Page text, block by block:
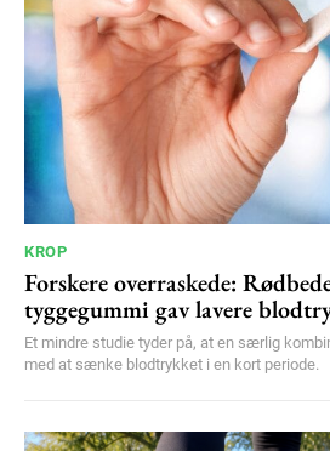
KROP
Forskere overraskede:
tyggegummi gav lavere
Et mindre studie tyder på, at en særlig
med at sænke blodtrykket i en kort periode.